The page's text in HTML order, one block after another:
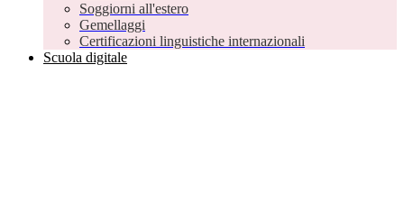
Soggiorni all'estero
Gemellaggi
Certificazioni linguistiche internazionali
Scuola digitale